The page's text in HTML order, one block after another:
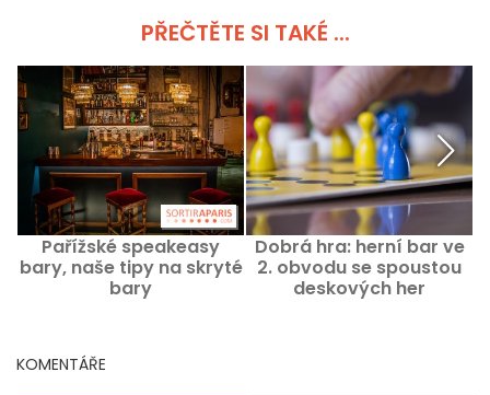
PŘEČTĚTE SI TAKÉ ...
Pařížské speakeasy
bary, naše tipy na skryté
bary
Dobrá hra: herní bar ve
2. obvodu se spoustou
deskových her
KOMENTÁŘE